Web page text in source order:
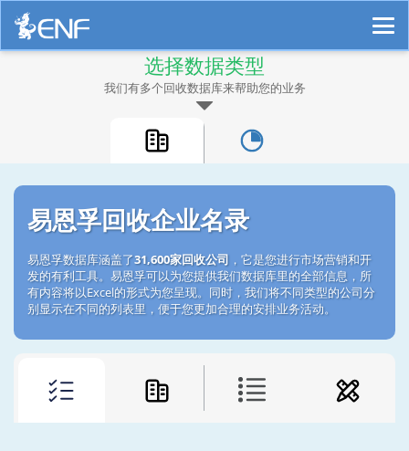
选择数据类型
我们有多个回收数据库来帮助您的业务
易恩孚回收企业名录
易恩孚数据库涵盖了31,600家回收公司 ，它是您进行市场营销和开
发的有利工具。易恩孚可以为您提供我们数据库里的全部信息，所
有内容将以Excel的形式为您呈现。同时，我们将不同类型的公司分
别显示在不同的列表里，便于您更加合理的安排业务活动。